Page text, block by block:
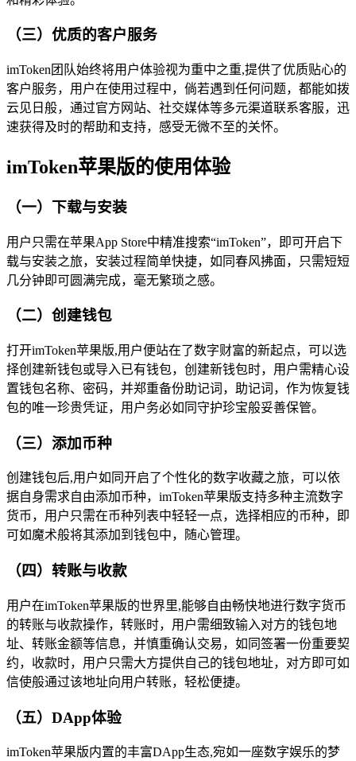
（三）优质的客户服务
imToken团队始终将用户体验视为重中之重,提供了优质贴心的
客户服务，用户在使用过程中，倘若遇到任何问题，都能如拨
云见日般，通过官方网站、社交媒体等多元渠道联系客服，迅
速获得及时的帮助和支持，感受无微不至的关怀。
imToken苹果版的使用体验
（一）下载与安装
用户只需在苹果App Store中精准搜索“imToken”，即可开启下
载与安装之旅，安装过程简单快捷，如同春风拂面，只需短短
几分钟即可圆满完成，毫无繁琐之感。
（二）创建钱包
打开imToken苹果版,用户便站在了数字财富的新起点，可以选
择创建新钱包或导入已有钱包，创建新钱包时，用户需精心设
置钱包名称、密码，并郑重备份助记词，助记词，作为恢复钱
包的唯一珍贵凭证，用户务必如同守护珍宝般妥善保管。
（三）添加币种
创建钱包后,用户如同开启了个性化的数字收藏之旅，可以依
据自身需求自由添加币种，imToken苹果版支持多种主流数字
货币，用户只需在币种列表中轻轻一点，选择相应的币种，即
可如魔术般将其添加到钱包中，随心管理。
（四）转账与收款
用户在imToken苹果版的世界里,能够自由畅快地进行数字货币
的转账与收款操作，转账时，用户需细致输入对方的钱包地
址、转账金额等信息，并慎重确认交易，如同签署一份重要契
约，收款时，用户只需大方提供自己的钱包地址，对方即可如
信使般通过该地址向用户转账，轻松便捷。
（五）DApp体验
imToken苹果版内置的丰富DApp生态,宛如一座数字娱乐的梦